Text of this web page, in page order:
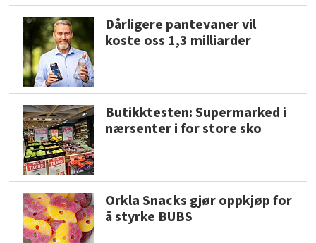
Dårligere pantevaner vil
koste oss 1,3 milliarder
Butikktesten: Supermarked i
nærsenter i for store sko
Orkla Snacks gjør oppkjøp for
å styrke BUBS